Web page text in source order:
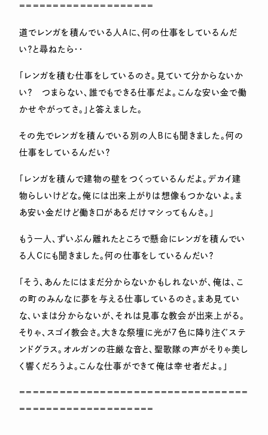
====================
道でレンガを積んでいる人Ａに、何の仕事をしているんだ
い？と尋ねたら・・
「レンガを積む仕事をしているのさ。見ていて分からないか
い？ つまらない、誰でもできる仕事だよ。こんな安い金で働
かせやがってさ。」と答えました。
その先でレンガを積んでいる別の人Ｂにも聞きました。何の
仕事をしているんだい？
「レンガを積んで建物の壁をつくっているんだよ。デカイ建
物らしいけどな。俺には出来上がりは想像もつかないよ。ま
あ安い金だけど働き口があるだけマシってもんさ。」
もう一人、ずいぶん離れたところで懸命にレンガを積んでい
る人Ｃにも聞きました。何の仕事をしているんだい？
「そう、あんたにはまだ分からないかもしれないが、俺は、こ
の町のみんなに夢を与える仕事しているのさ。まあ見てい
な、いまは分からないが、それは見事な教会が出来上がる。
そりゃ、スゴイ教会さ。大きな祭壇に光が７色に降り注ぐステ
ンドグラス。オルガンの荘厳な音と、聖歌隊の声がそりゃ美し
く響くだろうよ。こんな仕事ができて俺は幸せ者だよ。」
==================================
====================